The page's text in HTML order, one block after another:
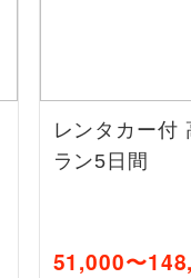
レンタカー付
ラン5日間
51,000〜